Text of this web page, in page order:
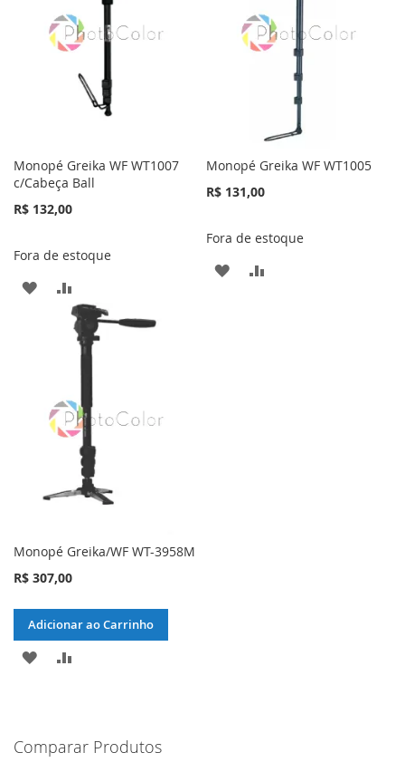
Monopé Greika WF WT1007
c/Cabeça Ball
R$ 132,00
Fora de estoque
ADICIONAR
DESEJOS
PARA
COMPARAR
Monopé Greika WF WT1005
R$ 131,00
Fora de estoque
ADICIONAR
Monopé Greika/WF WT-3958M
R$ 307,00
Adicionar ao Carrinho
ADICIONAR
DE
Comparar Produtos